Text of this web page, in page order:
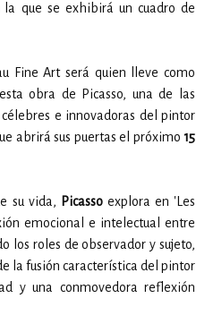
que se exhibirá un cuadro de
Fine Art será quien lleve como
obra de Picasso, una de las
e innovadoras del pintor
abrirá sus puertas el próximo 15
su vida, Picassoexplora en 'Les
emocional e intelectual entre
los roles de observador y sujeto,
la fusión característica del pintor
y una conmovedora reflexión